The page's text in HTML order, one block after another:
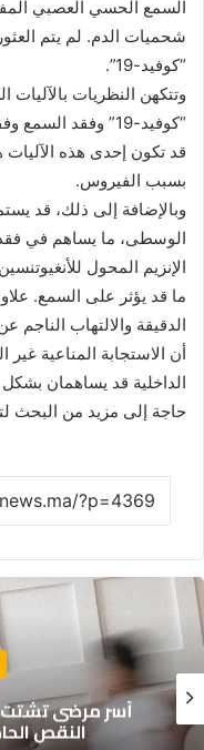
السمع الحسي العصبي
شحميات الدم. لم يتم
“كوفيد-19”.
وتتكهن النظريات بالآليات
“كوفيد-19” وفقد
قد تكون إحدى هذه الآليات
بسبب الفيروس.
الوسطى، ما يساهم في
ما قد يؤثر على السمع.
الدقيقة والالتهاب
أن الاستجابة المناعية غير
الداخلية قد يساهمان
حاجة إلى مزيد من البحث
أسر مرضى تشتت
النقص